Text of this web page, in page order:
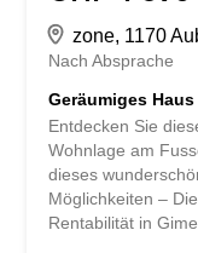
zone, 1170
Nach Absprache
Geräumiges
Entdecken Sie
Wohnlage am
dieses
Möglichkeiten –
Rentabilität in